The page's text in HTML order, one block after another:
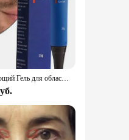
Увлажняющий Гель для области вокруг глаз, с гиалуронатом